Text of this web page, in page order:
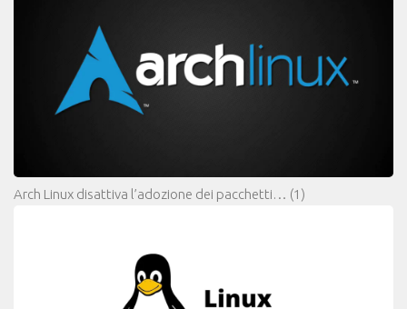
Arch Linux disattiva l’adozione dei pacchetti… (1)